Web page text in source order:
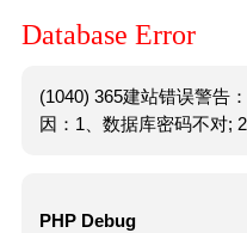
Database Error
(1040) 365建站错误警告
因：1、数据库密码不对;
PHP Debug